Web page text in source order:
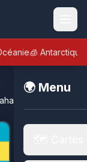
🧊 Antarctique
🌍 Menu